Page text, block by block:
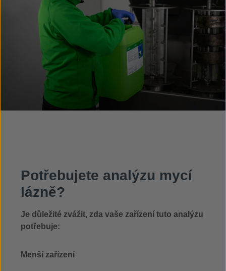
Potřebujete analýzu mycí
lázně?
Je důležité zvážit, zda vaše zařízení tuto analýzu
potřebuje:
Menší zařízení